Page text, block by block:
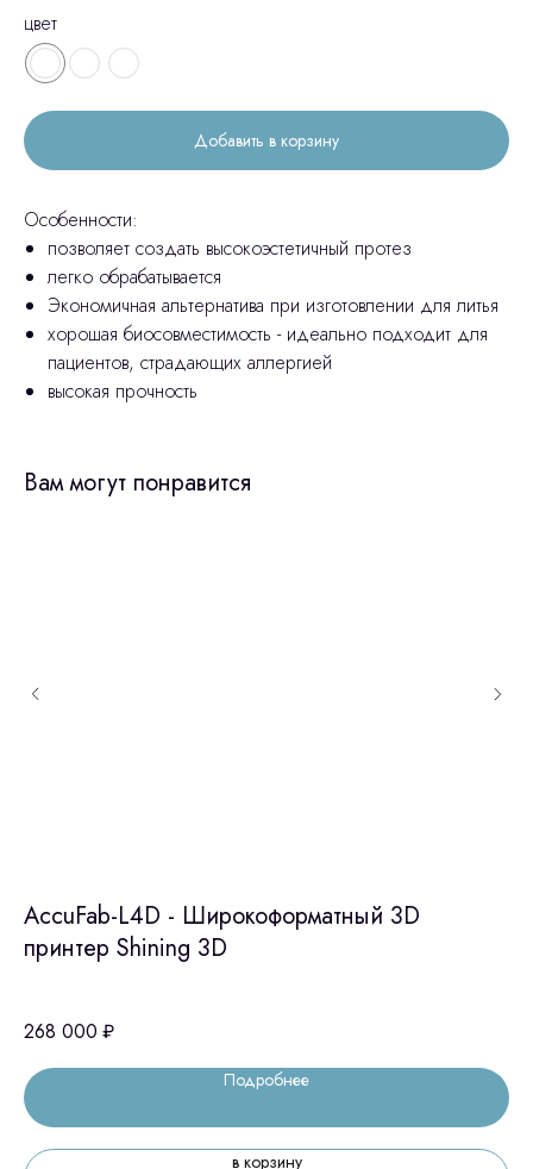
цвет
Добавить в корзину
Особенности:
позволяет создать высокоэстетичный протез
легко обрабатывается
Экономичная альтернатива при изготовлении для литья
хорошая биосовместимость - идеально подходит для
пациентов, страдающих аллергией
высокая прочность
Вам могут понравится
AccuFab-L4D - Широкоформатный 3D
принтер Shining 3D
268 000 ₽
Подробнее
в корзину